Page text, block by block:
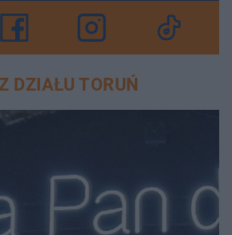
DZIAŁU TORUŃ